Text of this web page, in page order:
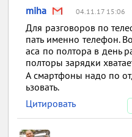
miha 04.11.17 15:06
Для разговоров по
пать именно телефон.
аса по полтора в день
полторы зарядки
А смартфоны надо по
ьзовать.
Цитировать